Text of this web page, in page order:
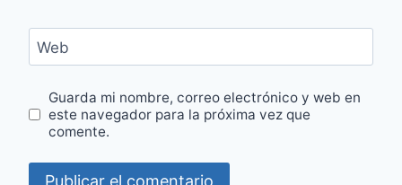
Web
Guarda mi nombre, correo electrónico y web en
este navegador para la próxima vez que
comente.